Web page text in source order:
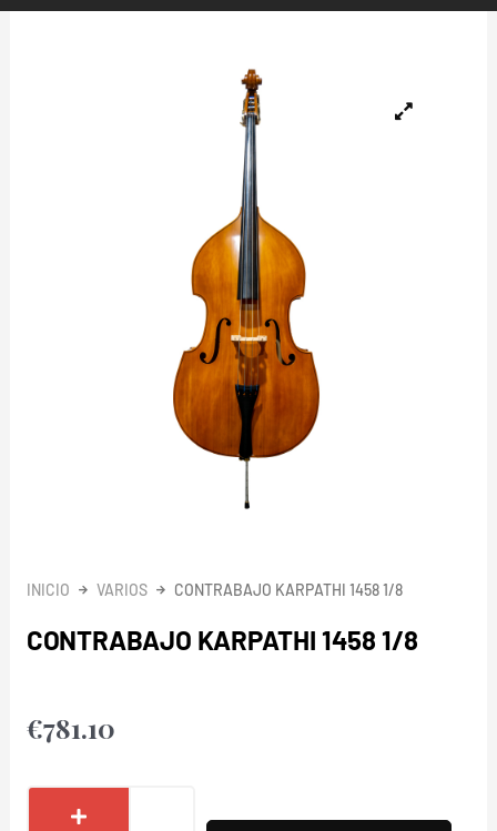
INICIO VARIOS CONTRABAJO KARPATHI 1458 1/8
CONTRABAJO KARPATHI 1458 1/8
€781.10